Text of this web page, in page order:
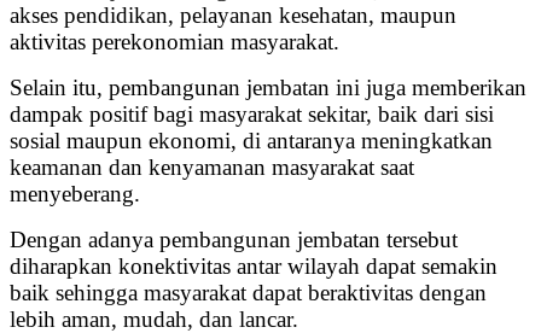
akses pendidikan, pelayanan kesehatan, maupun
aktivitas perekonomian masyarakat.
Selain itu, pembangunan jembatan ini juga memberikan
dampak positif bagi masyarakat sekitar, baik dari sisi
sosial maupun ekonomi, di antaranya meningkatkan
keamanan dan kenyamanan masyarakat saat
menyeberang.
Dengan adanya pembangunan jembatan tersebut
diharapkan konektivitas antar wilayah dapat semakin
baik sehingga masyarakat dapat beraktivitas dengan
lebih aman, mudah, dan lancar.